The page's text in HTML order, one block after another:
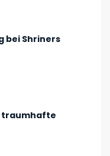
bei Shriners
traumhafte